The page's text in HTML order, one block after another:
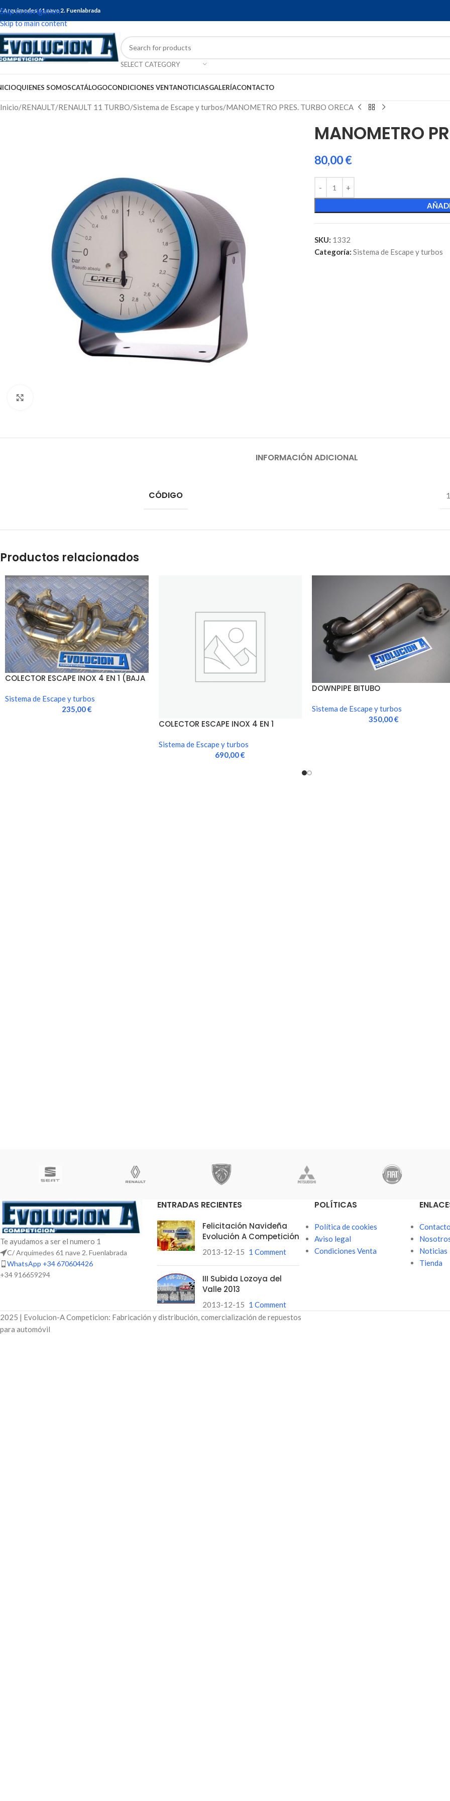
Skip to navigation
Skip to main content
Arquimedes 61 nave 2. Fuenlabrada
SELECT CATEGORY
QUIENES SOMOSCATÁLOGOCONDICIONES VENTANOTICIASGALERÍACONTACTO
Inicio RENAULT RENAULT 11 TURBO Sistema de Escape y turbos MANOMETRO PRES. TURBO ORECA
MANOMETRO
80,00€
SKU: 1332
Categoría: Sistema de Escape y turbos
INFORMACIÓN ADICIONAL
CÓDIGO
Productos relacionados
COLECTOR ESCAPE INOX 4 EN 1 (BAJA
Sistema de Escape y turbos
235,00€
COLECTOR ESCAPE INOX 4 EN 1
Sistema de Escape y turbos
690,00€
DOWNPIPE BITUBO
Sistema de Escape y turbos
350,00€
Te ayudamos a ser el numero 1
C/ Arquimedes 61 nave 2. Fuenlabrada
WhatsApp +34 670604426
+34 916659294
ENTRADAS RECIENTES
Felicitación Navideña
Evolución A Competición
2013-12-15 1 Comment
III Subida Lozoya del
Valle 2013
2013-12-15 1 Comment
POLÍTICAS
Política de cookies
Aviso legal
Condiciones Venta
Noticias
Tienda
2025 | Evolucion-A Competicion: Fabricación y distribución, comercialización de repuestos
para automóvil